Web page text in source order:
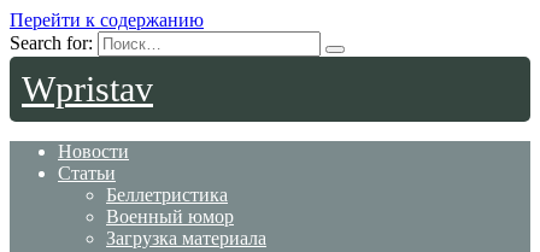
Перейти к содержанию
Search for:
Wpristav
Новости
Статьи
Беллетристика
Военный юмор
Загрузка материала